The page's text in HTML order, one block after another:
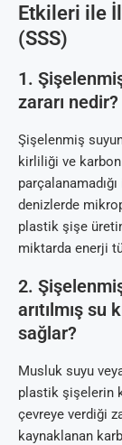
Etkileri ile
(SSS)
1.
zararı nedir?
Şişelenmiş
kirliliği ve
denizlerde
plastik şişe
miktarda enerji
2.
arıtılmış su
sağlar?
Musluk suyu
plastik şişelerin
çevreye verdiği
kaynaklanan